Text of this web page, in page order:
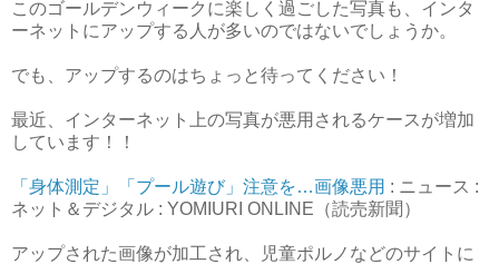
このゴールデンウィークに楽しく過ごした写真も、インタ
ーネットにアップする人が多いのではないでしょうか。
でも、アップするのはちょっと待ってください！
最近、インターネット上の写真が悪用されるケースが増加
しています！！
「身体測定」「プール遊び」注意を…画像悪用 : ニュース :
ネット＆デジタル : YOMIURI ONLINE（読売新聞）
アップされた画像が加工され、児童ポルノなどのサイトに